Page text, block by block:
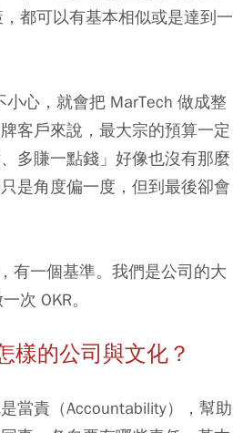
都可以有基本相似或是達到一
心，就會把 MarTech 做成整
客戶來說，最大宗的預算一定
多賺一點錢」好像也沒有那麼
是角度偏一度，但到最後卻會
有一個基準。我們是公司的大
次 OKR。
樣的公司與文化？
當責（Accountability），幫助